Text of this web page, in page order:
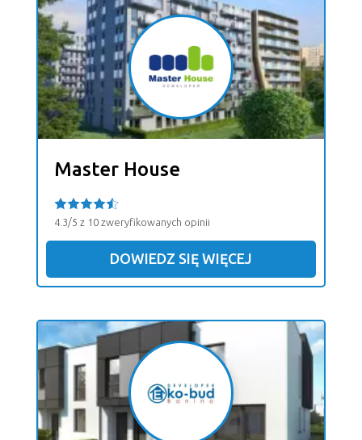
Master House
4.3/5 z 10 zweryfikowanych opinii
DOWIEDZ SIĘ WIĘCEJ